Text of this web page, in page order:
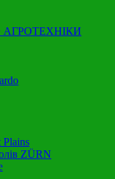
Plains
ZÜRN